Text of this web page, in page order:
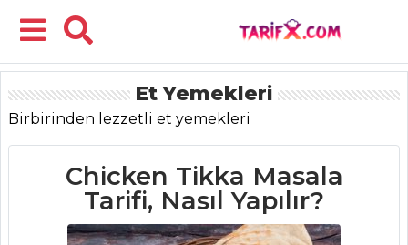
Menü Et Yemekleri
Birbirinden lezzetli et yemekleri
Chicken Tikka Masala
Tarifi, Nasıl Yapılır?